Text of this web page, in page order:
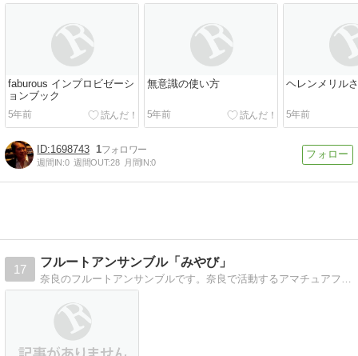
faburous インプロビゼーシ
ョンブック
5年前
無意識の使い方
5年前
ヘレンメリル
5年前
1698743 1
週間IN:0 週間OUT:28 月間IN:0
17
フルートアンサンブル「みやび」
奈良のフルートアンサンブルです。奈良で活動するアマチュアフルートアンサンブルです。メンバー募集中です！！